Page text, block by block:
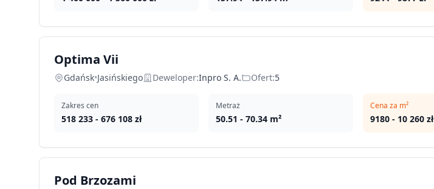
Optima Vii
Gdańsk•Jasińskiego Deweloper:Inpro S. A. Ofert:5
Zakres cen
518 233 - 676 108 zł
Metraż
50.51 - 70.34 m²
Cena za m²
9180 - 10 260 zł
Pod Brzozami